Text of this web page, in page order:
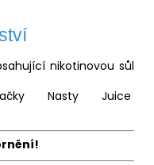
nikotinovou sůl
Nasty Juice